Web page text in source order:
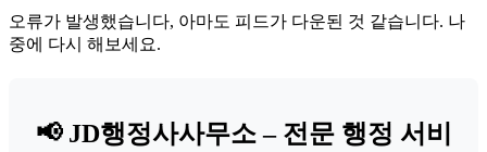
오류가 발생했습니다, 아마도 피드가 다운된 것 같습니다. 나
중에 다시 해보세요.
📢 JD행정사사무소 – 전문 행정 서비